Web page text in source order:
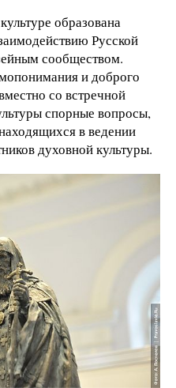
образована
Русской
сообществом.
и доброго
со встречной
спорные вопросы,
в ведении
духовной культуры.